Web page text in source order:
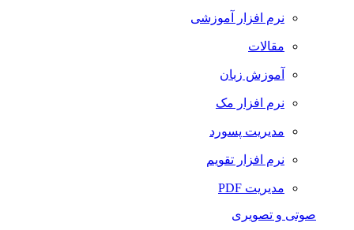
نرم افزار آموزشی
مقالات
آموزش زبان
نرم افزار مک
مدیریت پسورد
نرم افزار تقویم
مدیریت PDF
صوتی و تصویری